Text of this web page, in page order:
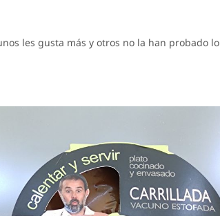
les gusta más y otros no la han probado lo